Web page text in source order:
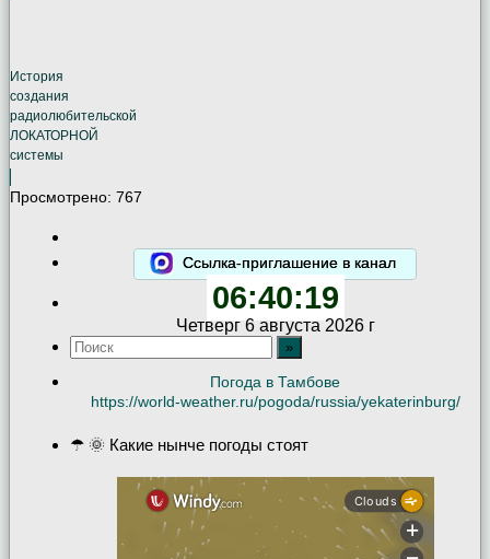
История
создания
радиолюбительской
ЛОКАТОРНОЙ
системы
Просмотрено: 767
Ссылка-приглашение в канал
06:40:20
Четверг 6 августа 2026 г
Погода в Тамбове
https://world-weather.ru/pogoda/russia/yekaterinburg/
☂ 🌞 Какие нынче погоды стоят